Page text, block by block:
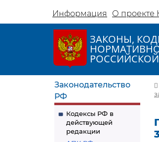
Информация О проекте
ЗАКОНЫ,
Законодательство
РФ
Кодексы РФ в
действующей
редакции